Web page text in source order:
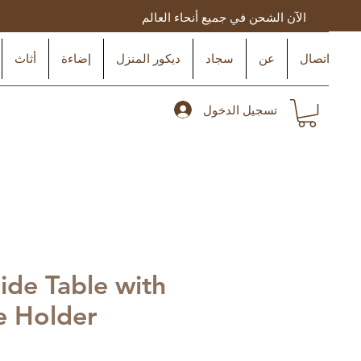
الآن الشحن في جميع أنحاء العالم
أثاث إضاءة ديكور المنزل سجاد عن اتصال
تسجيل الدخول
Table with
Holder